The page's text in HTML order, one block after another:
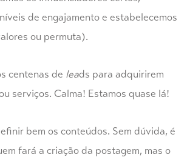
de engajamento e estabelecemos
ou permuta).
centenas de leads para adquirirem
serviços. Calma! Estamos quase lá!
bem os conteúdos. Sem dúvida, é
fará a criação da postagem, mas o